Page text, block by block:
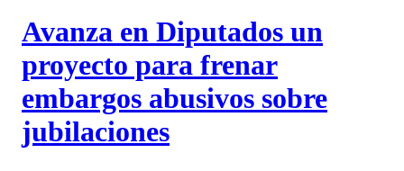
Avanza en Diputados un
proyecto para frenar
embargos abusivos sobre
jubilaciones